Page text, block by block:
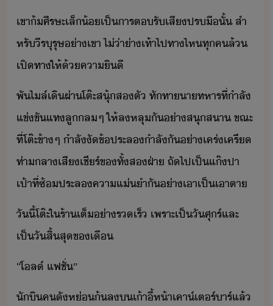
​เขา​้​ศีรษะ​เล็้​เป็าร​ตรั​เสี​ปรื​ั้​ ​สำ
หรั​ีรุรุษ​่า​เขา​ ​ไ่่า​่าเท้า​ไป​ทา​ไห​ทุค​ล้​
เปิทา​ให้​้คาิี
​พั​ไล์​เิผ่า​โต๊ะ​สุ​้​ส​ตั​ ​ทัทา​าทหาร​ที่​ำลั​
แข่ขั​แท​ลู​ล​ๆ​ ​ให้​ล​หลุ​ั​่าสุสา​ ​ขณะ
ที่​โต๊ะ​ข้าๆ​ ​ำลั​ัข้​ประล​ำลั​ั​่าเคร่เครี​
​ท่าลา​เสี​เชีร์​ข​ทั้สฝ่า​ ​ถัไป​เป็​แ๊​ปา​
เป้า​ที่​ซ้​ประล​คาแ่ำ​ั​่าเาเป็เาตา​
​ัี้​โต๊ะ​ใ​ร้า​เต็​่ารเร็​ ​เพราะ​เป็​ัศุร์​และ​
เป็​ั​สิ้สุ​ข​เื​
​“​โล์​ ​แฟชั่​”
​ัิ​คั​ห่​้​ล​​เ้าี้​ห้า​เคา์เตร์​าร์​แล้​